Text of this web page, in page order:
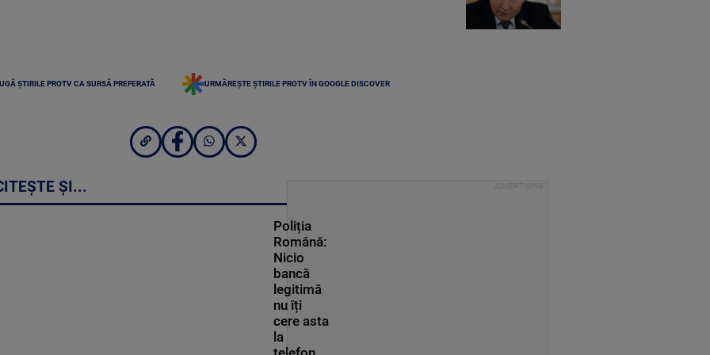
ȘTIRILE PROTV CA SURSĂ PREFERATĂ URMĂREȘTE ȘTIRILE PROTV ÎN GOOGLE DISCOVER
ȘI...
Poliția
Română:
Nicio
bancă
legitimă
nu îți
cere asta
la